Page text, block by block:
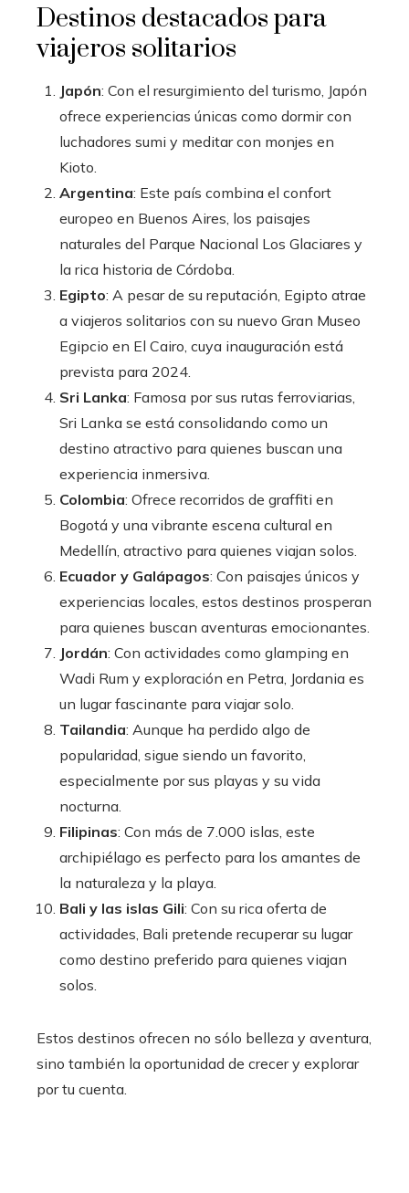
Destinos destacados para
viajeros solitarios
Japón: Con el resurgimiento del turismo, Japón
ofrece experiencias únicas como dormir con
luchadores sumi y meditar con monjes en
Kioto.
Argentina: Este país combina el confort
europeo en Buenos Aires, los paisajes
naturales del Parque Nacional Los Glaciares y
la rica historia de Córdoba.
Egipto: A pesar de su reputación, Egipto atrae
a viajeros solitarios con su nuevo Gran Museo
Egipcio en El Cairo, cuya inauguración está
prevista para 2024.
Sri Lanka: Famosa por sus rutas ferroviarias,
Sri Lanka se está consolidando como un
destino atractivo para quienes buscan una
experiencia inmersiva.
Colombia: Ofrece recorridos de graffiti en
Bogotá y una vibrante escena cultural en
Medellín, atractivo para quienes viajan solos.
Ecuador y Galápagos: Con paisajes únicos y
experiencias locales, estos destinos prosperan
para quienes buscan aventuras emocionantes.
Jordán: Con actividades como glamping en
Wadi Rum y exploración en Petra, Jordania es
un lugar fascinante para viajar solo.
Tailandia: Aunque ha perdido algo de
popularidad, sigue siendo un favorito,
especialmente por sus playas y su vida
nocturna.
Filipinas: Con más de 7.000 islas, este
archipiélago es perfecto para los amantes de
la naturaleza y la playa.
Bali y las islas Gili: Con su rica oferta de
actividades, Bali pretende recuperar su lugar
como destino preferido para quienes viajan
solos.
Estos destinos ofrecen no sólo belleza y aventura,
sino también la oportunidad de crecer y explorar
por tu cuenta.